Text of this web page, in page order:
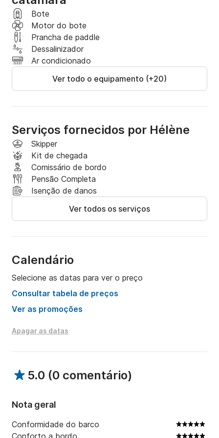
tranquilidade de uma ilha preservada.
A costa de Basse-Terre: Navegue até a Reserva
Cousteau, um local espetacular para mergulho.
? Reserve já seu Lagoon 42 e parta para explorar os
tesouros de Guadalupe e do Caribe! ?
? Entre em contato conosco para mais informações.
Bote
Motor do bote
Prancha de paddle
Dessalinizador
Ar condicionado
Ver todo o equipamento (+20)
Serviços fornecidos por Hélène
Skipper
Kit de chegada
Comissário de bordo
Pensão Completa
Isenção de danos
Ver todos os serviços
Calendário
Selecione as datas para ver o preço
Consultar tabela de preços
Ver as promoções
Apagar as datas
5.0 (0 comentário)
Nota geral
Conformidade do barco